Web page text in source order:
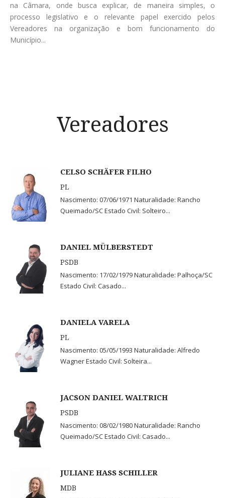
na Câmara, onde busca explicar, de maneira simples, o
processo legislativo e o relevante papel exercido pelos
Vereadores na organização e bom funcionamento do
Município...
Vereadores
CELSO SCHÄFER FILHO
PL
Nascimento: 07/06/1971 Naturalidade: Rancho
Queimado/SC Estado Civil: Solteiro...
DANIEL MÜLBERSTEDT
PSDB
Nascimento: 17/02/1979 Naturalidade: Palhoça/SC
Estado Civil: Casado...
DANIELA VARELA
PL
Nascimento: 05/05/1993 Naturalidade: Alfredo
Wagner Estado Civil: Solteira...
JACSON DANIEL WALTRICH
PSDB
Nascimento: 08/02/1980 Naturalidade: Rancho
Queimado/SC Estado Civil: Casado...
JULIANE HASS SCHILLER
MDB